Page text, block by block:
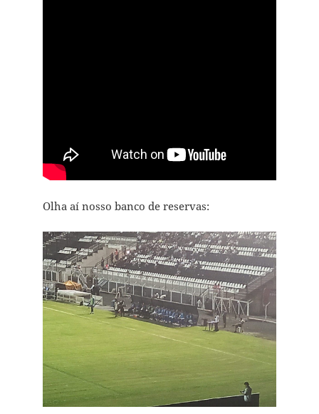
Olha aí nosso banco de reservas: